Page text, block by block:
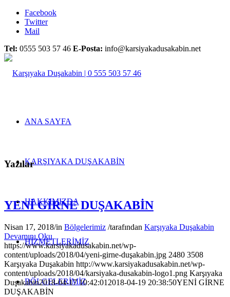
Facebook
Twitter
Mail
Tel: 0555 503 57 46 E-Posta: info@karsiyakadusakabin.net
ANA SAYFA
KARŞIYAKA DUŞAKABİN
HAKKIMIZDA
HİZMETLERİMİZ
BÖLGELERİMİZ
Yazılar
YENİ GİRNE DUŞAKABİN
Nisan 17, 2018/in Bölgelerimiz /tarafından Karşıyaka Duşakabin
Devamını Oku
https://www.karsiyakadusakabin.net/wp-
content/uploads/2018/04/yeni-girne-duşakabin.jpg 2480 3508
Karşıyaka Duşakabin http://www.karsiyakadusakabin.net/wp-
content/uploads/2018/04/karsiyaka-dusakabin-logo1.png Karşıyaka
Duşakabin2018-04-17 10:42:01 2018-04-19 20:38:50YENİ GİRNE
DUŞAKABİN